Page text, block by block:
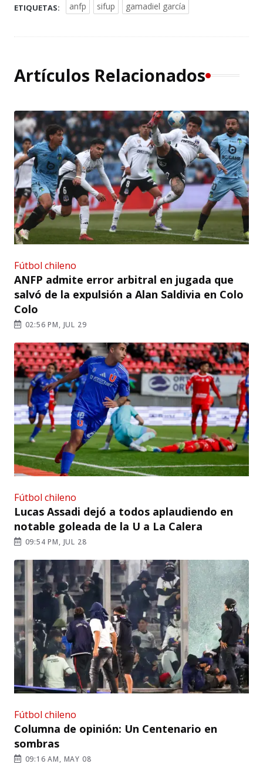
ETIQUETAS: anfp sifup gamadiel garcía
Artículos Relacionados
Fútbol chileno
ANFP admite error arbitral en jugada que
salvó de la expulsión a Alan Saldivia en Colo
Colo
02:56 PM, JUL 29
Fútbol chileno
Lucas Assadi dejó a todos aplaudiendo en
notable goleada de la U a La Calera
09:54 PM, JUL 28
Fútbol chileno
Columna de opinión: Un Centenario en
sombras
09:16 AM, MAY 08